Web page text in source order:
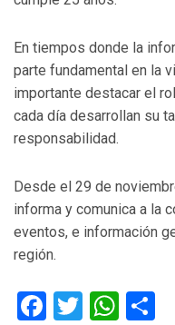
En tiempos donde la
parte fundamental en la
importante destacar el
cada día desarrollan su
responsabilidad.
Desde el 29 de
informa y comunica a la
eventos, e información
región.
Facebook
Twitter